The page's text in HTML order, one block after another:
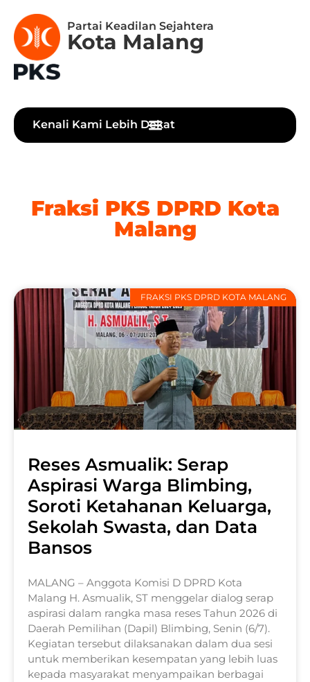
Partai Keadilan Sejahtera
Kota Malang
Kenali Kami Lebih Dekat
Fraksi PKS DPRD Kota
Malang
FRAKSI PKS DPRD KOTA MALANG
Reses Asmualik: Serap
Aspirasi Warga Blimbing,
Soroti Ketahanan Keluarga,
Sekolah Swasta, dan Data
Bansos
MALANG – Anggota Komisi D DPRD Kota
Malang H. Asmualik, ST menggelar dialog serap
aspirasi dalam rangka masa reses Tahun 2026 di
Daerah Pemilihan (Dapil) Blimbing, Senin (6/7).
Kegiatan tersebut dilaksanakan dalam dua sesi
untuk memberikan kesempatan yang lebih luas
kepada masyarakat menyampaikan berbagai